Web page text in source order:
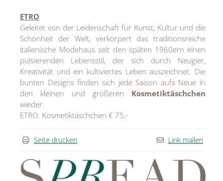
ETRO
Geleitet von der Leidenschaft für Kunst, Kultur und die
Schönheit der Welt, verkörpert das traditionsreiche
italienische Modehaus seit den späten 1960ern einen
pulsierenden Lebensstil, der sich durch Neugier,
Kreativität und ein kultiviertes Leben auszeichnet. Die
bunten Designs finden sich jede Saison aufs Neue in
den kleinen und größeren Kosmetiktäschchen
wieder.
ETRO: Kosmetiktäschchen € 75,-
Seite drucken Link mailen